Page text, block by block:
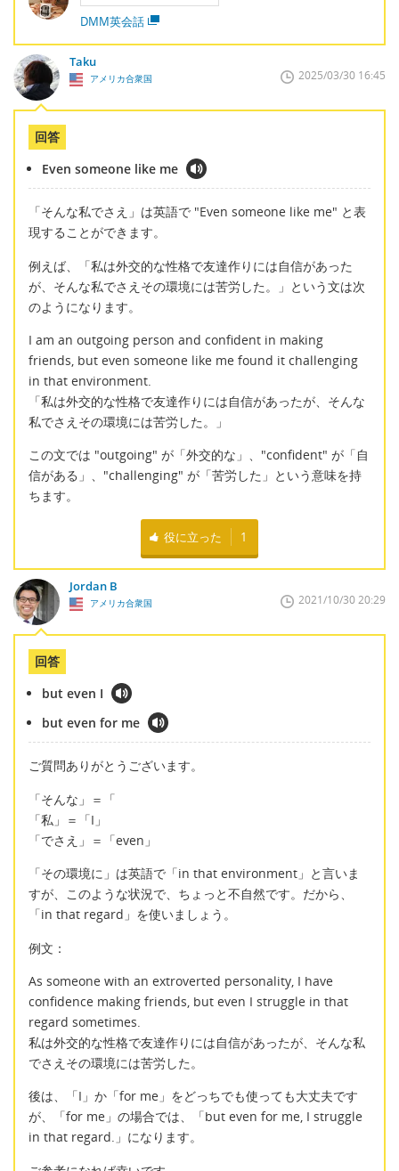
DMM英会話
Taku
アメリカ合衆国 2025/03/30 16:45
回答
Even someone like me
「そんな私でさえ」は英語で "Even someone like me" と表
現することができます。
例えば、「私は外交的な性格で友達作りには自信があった
が、そんな私でさえその環境には苦労した。」という文は次
のようになります。
I am an outgoing person and confident in making
friends, but even someone like me found it challenging
in that environment.
「私は外交的な性格で友達作りには自信があったが、そんな
私でさえその環境には苦労した。」
この文では "outgoing" が「外交的な」、"confident" が「自
信がある」、"challenging" が「苦労した」という意味を持
ちます。
役に立った 1
Jordan B
アメリカ合衆国 2021/10/30 20:29
回答
but even I
but even for me
ご質問ありがとうございます。
「そんな」＝「
「私」＝「I」
「でさえ」＝「even」
「その環境に」は英語で「in that environment」と言いま
すが、このような状況で、ちょっと不自然です。だから、
「in that regard」を使いましょう。
例文：
As someone with an extroverted personality, I have
confidence making friends, but even I struggle in that
regard sometimes.
私は外交的な性格で友達作りには自信があったが、そんな私
でさえその環境には苦労した。
後は、「I」か「for me」をどっちでも使っても大丈夫です
が、「for me」の場合では、「but even for me, I struggle
in that regard.」になります。